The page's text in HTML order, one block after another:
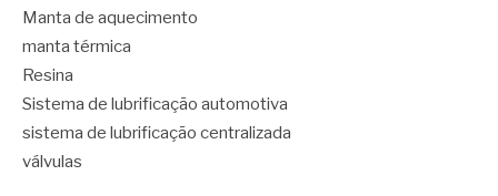
Manta de aquecimento
manta térmica
Resina
Sistema de lubrificação automotiva
sistema de lubrificação centralizada
válvulas